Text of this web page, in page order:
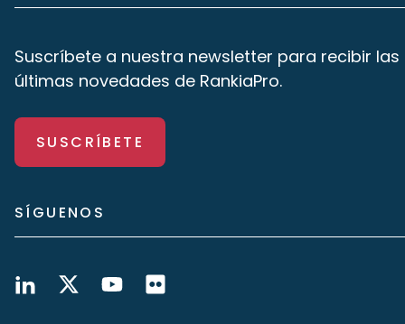
Suscríbete a nuestra newsletter para recibir las
últimas novedades de RankiaPro.
SUSCRÍBETE
SÍGUENOS